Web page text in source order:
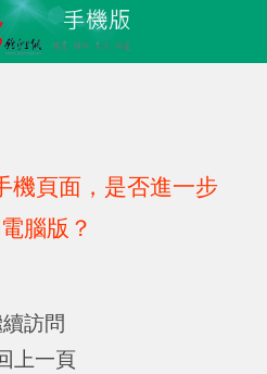
機頁面，是否進一步
腦版？
訪問
上一頁